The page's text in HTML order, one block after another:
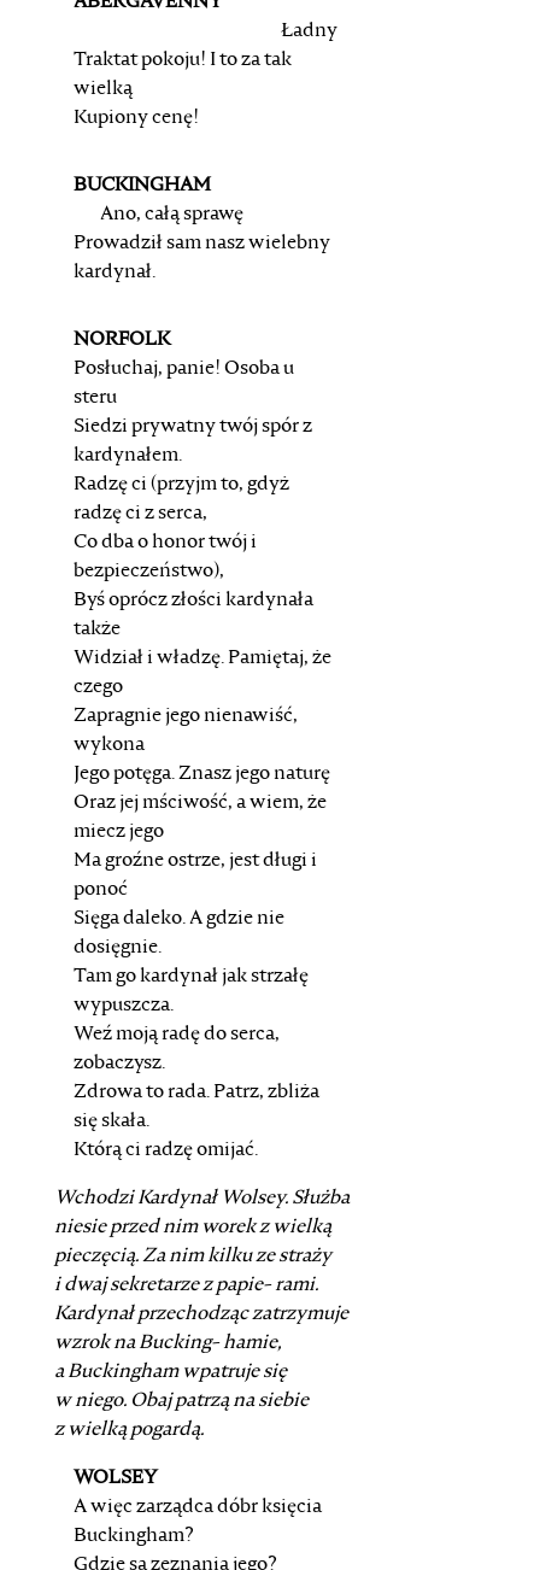
Ładny
Traktat pokoju! I to za tak
wielką
Kupiony cenę!
BUCKINGHAM
Ano, całą sprawę
Prowadził sam nasz wielebny
kardynał.
NORFOLK
Posłuchaj, panie! Osoba u
steru
Siedzi prywatny twój spór z
kardynałem.
Radzę ci (przyjm to, gdyż
radzę ci z serca,
Co dba o honor twój i
bezpieczeństwo),
Byś oprócz złości kardynała
także
Widział i władzę. Pamiętaj, że
czego
Zapragnie jego nienawiść,
wykona
Jego potęga. Znasz jego naturę
Oraz jej mściwość, a wiem, że
miecz jego
Ma groźne ostrze, jest długi i
ponoć
Sięga daleko. A gdzie nie
dosięgnie.
Tam go kardynał jak strzałę
wypuszcza.
Weź moją radę do serca,
zobaczysz.
Zdrowa to rada. Patrz, zbliża
się skała.
Którą ci radzę omijać.
WchodziKardynał Wolsey. Służba
niesie przed nim worekz wielką
pieczęcią. Za nim kilku ze straży
i dwaj sekretarze z papie-rami.
Kardynałprzechodząc zatrzymuje
wzrok naBucking-hamie,
aBuckinghamwpatruje się
w niego. Obaj patrzą nasiebie
z wielką pogardą.
WOLSEY
A więc zarządca dóbr księcia
Buckingham?
Gdzie są zeznania jego?